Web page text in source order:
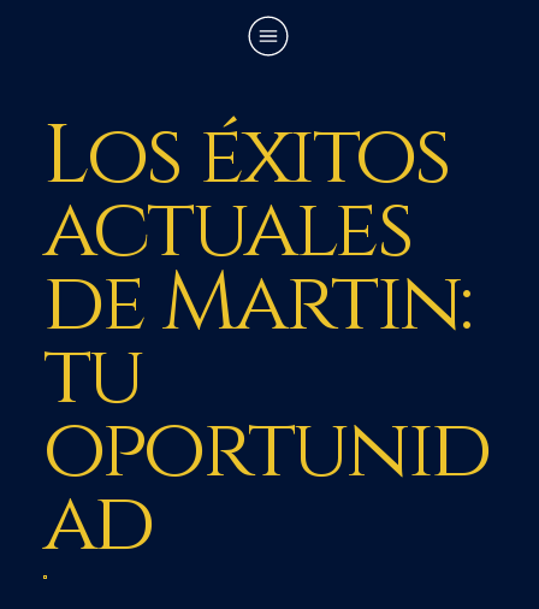
Los éxitos
actuales
de Martin:
tu
oportunid
ad